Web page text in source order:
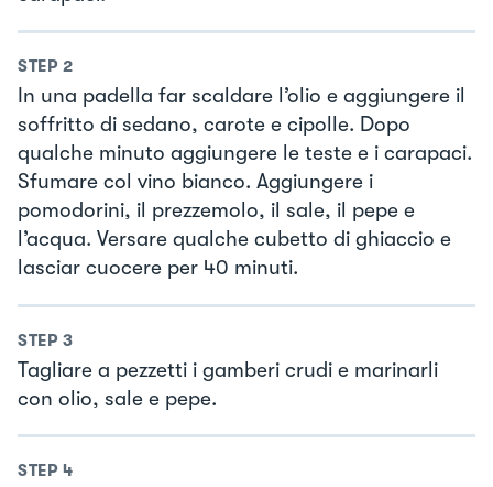
STEP 2
In una padella far scaldare l’olio e aggiungere il
soffritto di sedano, carote e cipolle. Dopo
qualche minuto aggiungere le teste e i carapaci.
Sfumare col vino bianco. Aggiungere i
pomodorini, il prezzemolo, il sale, il pepe e
l’acqua. Versare qualche cubetto di ghiaccio e
lasciar cuocere per 40 minuti.
STEP 3
Tagliare a pezzetti i gamberi crudi e marinarli
con olio, sale e pepe.
STEP 4